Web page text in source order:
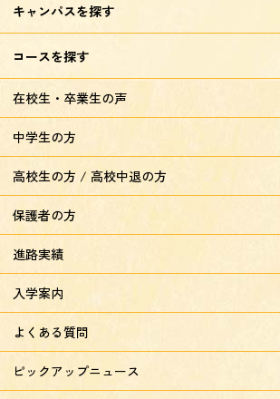
キャンパスを探す
コースを探す
在校生・卒業生の声
中学生の方
高校生の方 / 高校中退の方
保護者の方
進路実績
入学案内
よくある質問
ピックアップニュース